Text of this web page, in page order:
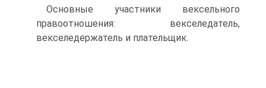
Основные участники вексельного
правоотношения: векселедатель,
векселедержатель и плательщик.